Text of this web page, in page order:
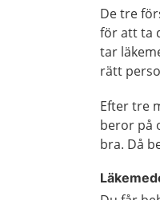
De tre
för att ta
tar
rätt
Efter tre
beror på
bra. Då